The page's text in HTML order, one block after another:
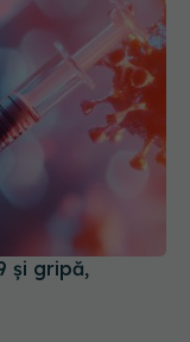
și gripă,